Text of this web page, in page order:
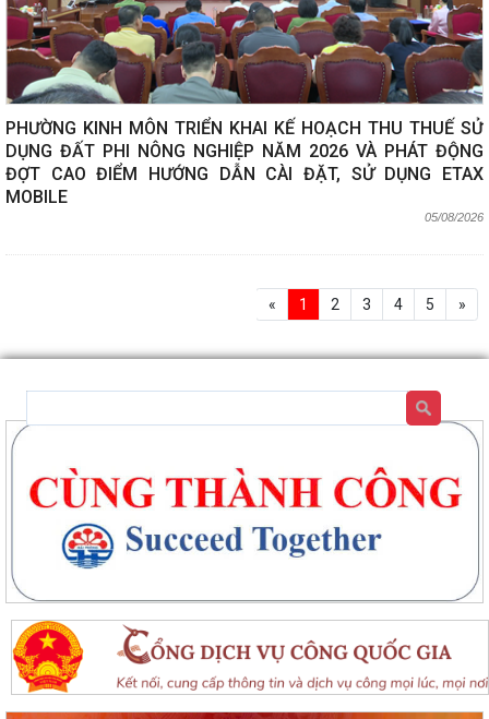
PHƯỜNG KINH MÔN TRIỂN KHAI KẾ HOẠCH THU THUẾ SỬ
DỤNG ĐẤT PHI NÔNG NGHIỆP NĂM 2026 VÀ PHÁT ĐỘNG
ĐỢT CAO ĐIỂM HƯỚNG DẪN CÀI ĐẶT, SỬ DỤNG ETAX
MOBILE
05/08/2026
« 1 2 3 4 5 »